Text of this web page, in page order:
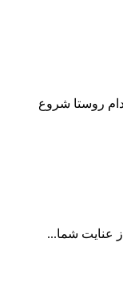
روستا شروع
عنایت شما...